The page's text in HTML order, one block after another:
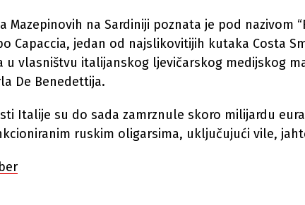
Mazepinovih na Sardiniji poznata je pod nazivom
Capaccia, jedan od najslikovitijih kutaka Costa
u vlasništvu italijanskog ljevičarskog medijskog
De Benedettija.
Italije su do sada zamrznule skoro milijardu
ruskim oligarsima, uključujući vile,